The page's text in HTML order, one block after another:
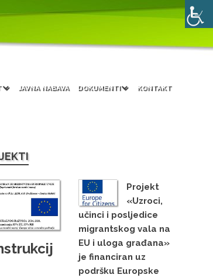
JAVNA NABAVA DOKUMENTI KONTAKT
Projekt
«Uzroci,
učinci i posljedice
migrantskog vala na
EU i uloga građana»
je financiran uz
podršku Europske